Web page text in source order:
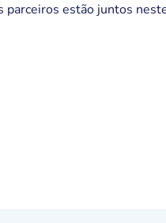
parceiros estão juntos